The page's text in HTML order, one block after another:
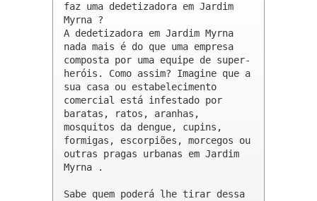
faz uma dedetizadora em Jardim
Myrna ?
A dedetizadora em Jardim Myrna
nada mais é do que uma empresa
composta por uma equipe de super-
heróis. Como assim? Imagine que a
sua casa ou estabelecimento
comercial está infestado por
baratas, ratos, aranhas,
mosquitos da dengue, cupins,
formigas, escorpiões, morcegos ou
outras pragas urbanas em Jardim
Myrna .
Sabe quem poderá lhe tirar dessa